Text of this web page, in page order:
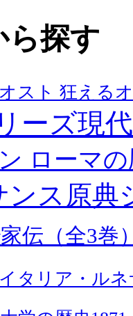
ら探す
スト 狂える
ーズ現
ローマ
ンス原典
伝（全3巻
タリア・ル